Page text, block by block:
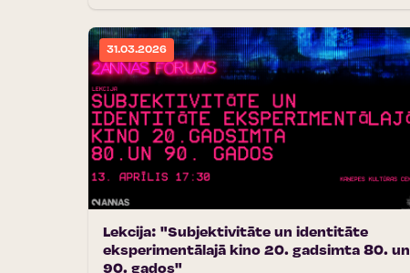
31.03.2026
Lekcija: "Subjektivitāte un identitāte
eksperimentālajā kino 20. gadsimta 80. un
90. gados"